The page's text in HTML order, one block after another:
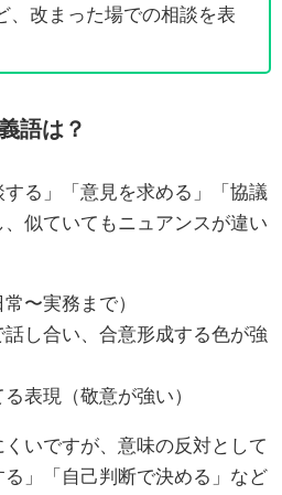
、改まった場での相談を表
語は？
る」「意見を求める」「協議
似ていてもニュアンスが違い
〜実務まで）
話し合い、合意形成する色が強
る表現（敬意が強い）
いですが、意味の反対として
」「自己判断で決める」など